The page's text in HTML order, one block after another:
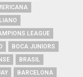
LEAGUE
BOCA JUNIORS
BRASIL
BARCELONA